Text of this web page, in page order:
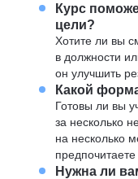
Курс
цели?
Хотите ли вы
в должности
он улучшить
Какой
Готовы ли вы
за несколько
на несколько
Нужна ли